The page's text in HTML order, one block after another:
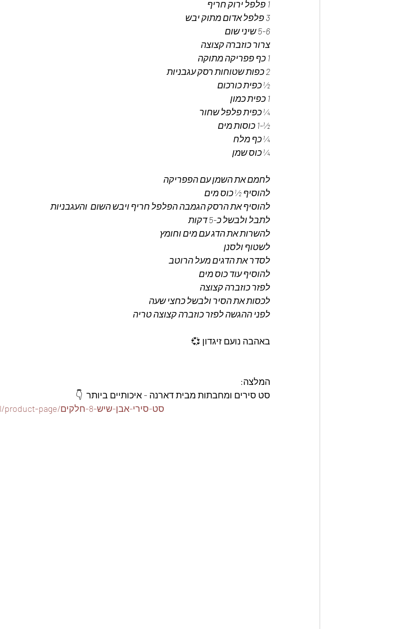
1 פלפל ירוק חריף
3 פלפל אדום מתוק יבש
5-6 שיני שום
צרור כוזברה קצוצה
1 כף פפריקה מתוקה
2 כפות שטוחות רסק עגבניות
½ כפית כורכום
1 כפית כמון
¼ כפית פלפל שחור
½-1 כוסות מים
¼ כף מלח
¼ כוס שמן
לחמם את השמן עם הפפריקה
להוסיף ½ כוס מים
להוסיף את הרסק הגמבה הפלפל חריף ויבש השום  והעגבניות
לתבל ולבשל כ-5 דקות
להשרות את הדג עם מים וחומץ
לשטוף ולסנן
לסדר את הדגים מעל הרוטב
להוסיף עוד כוס מים
לפזר כוזברה קצוצה
לכסות את הסיר ולבשל כחצי שעה
לפני ההגשה לפזר כוזברה קצוצה טריה
באהבה נועם זיגדון 💞
המלצה:
סט סירים ומחבתות מבית דארנה - איכותיים ביותר  👇
https://www.foodeals.co.il/product-page/סט-סירי-אבן-שיש-8-חלקים